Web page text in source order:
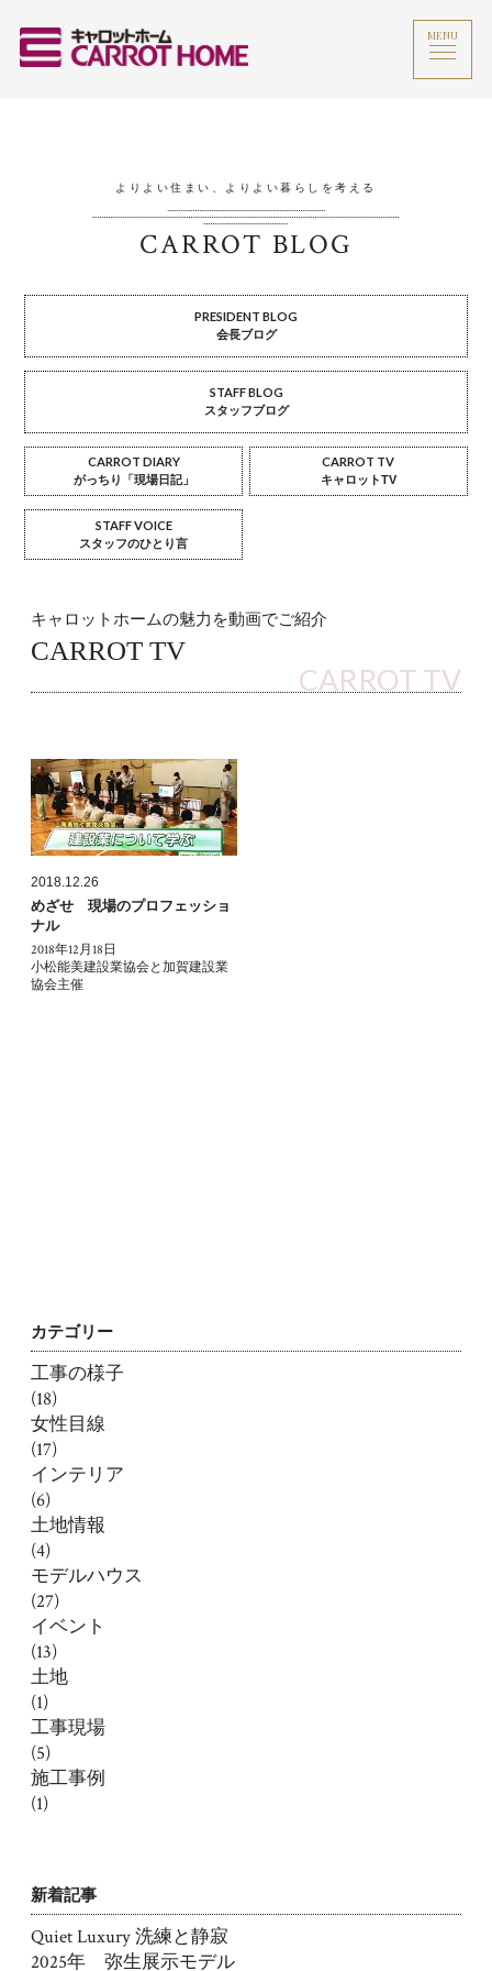
MENU
よりよい住まい、よりよい暮らしを考える
CARROT BLOG
PRESIDENT BLOG
会長ブログ
STAFF BLOG
スタッフブログ
CARROT DIARY
がっちり「現場日記」
CARROT TV
キャロットTV
STAFF VOICE
スタッフのひとり言
キャロットホームの魅力を動画でご紹介
CARROT TV
CARROT TV
2018.12.26
めざせ 現場のプロフェッショ
ナル
2018年12月18日
小松能美建設業協会と加賀建設業
協会主催
カテゴリー
工事の様子
(18)
女性目線
(17)
インテリア
(6)
土地情報
(4)
モデルハウス
(27)
イベント
(13)
土地
(1)
工事現場
(5)
施工事例
(1)
新着記事
Quiet Luxury 洗練と静寂
2025年 弥生展示モデル